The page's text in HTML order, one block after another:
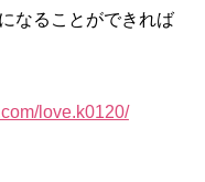
なることができれば
love.k0120/